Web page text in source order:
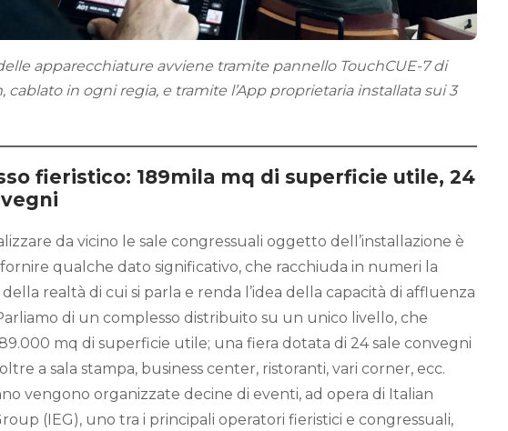
apparecchiature avviene tramite pannello TouchCUE-7 di
cablato in ogni regia, e tramite l’App proprietaria installata sui 3
fieristico: 189mila mq di superficie utile, 24
da vicino le sale congressuali oggetto dell’installazione è
qualche dato significativo, che racchiuda in numeri la
realtà di cui si parla e renda l’idea della capacità di affluenza
di un complesso distribuito su un unico livello, che
mq di superficie utile; una fiera dotata di 24 sale convegni
a sala stampa, business center, ristoranti, vari corner, ecc.
vengono organizzate decine di eventi, ad opera di Italian
(IEG), uno tra i principali operatori fieristici e congressuali,